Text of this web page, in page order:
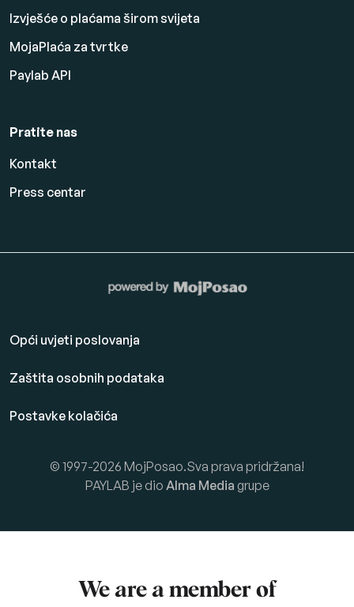
Izvješće o plaćama širom svijeta
MojaPlaća za tvrtke
Paylab API
Pratite nas
Kontakt
Press centar
Opći uvjeti poslovanja
Zaštita osobnih podataka
Postavke kolačića
© 1997-2026 MojPosao.Sva prava pridržana!
PAYLAB je dio Alma Media grupe
We are a member of